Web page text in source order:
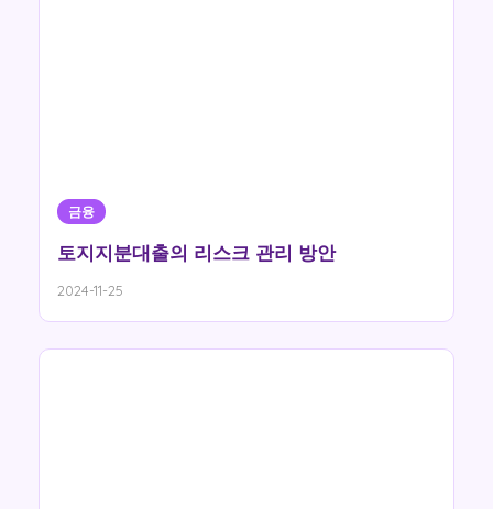
금융
토지지분대출의 리스크 관리 방안
2024-11-25